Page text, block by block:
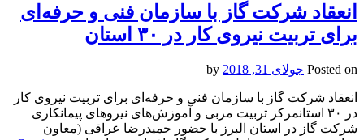
انعقاد شرکت گاز با سازمان فنی و حرفه‌ای
برای تربیت نیروی کار در ۳۰ استان
Posted on جولای 31, 2018
انعقاد شرکت گاز با سازمان فنی و حرفه‌ای برای تربیت نیروی کار
در ۳۰ استانمرکز تربیت مربی و آموزش‌های نیروهای پیمانکاری
شرکت گاز در استان البرز با حضور حمیدرضا عراقی (معاون